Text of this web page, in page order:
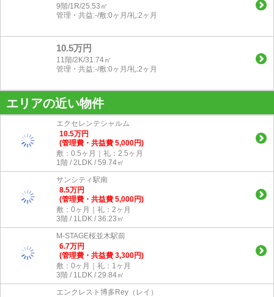
9階/1R/25.53㎡
管理・共益:-/敷:0ヶ月/礼:2ヶ月
10.5万円
11階/2K/31.74㎡
管理・共益:-/敷:0ヶ月/礼:2ヶ月
エリアの近い物件
エクセレンテシャルム
10.5万円
(管理費・共益費 5,000円)
敷：0.5ヶ月｜礼：2.5ヶ月
1階 / 2LDK / 59.74㎡
サンシティ駅南
8.5万円
(管理費・共益費 5,000円)
敷：0ヶ月｜礼：2ヶ月
3階 / 1LDK / 36.23㎡
M-STAGE桜並木駅前
6.7万円
(管理費・共益費 3,300円)
敷：0ヶ月｜礼：1ヶ月
3階 / 1LDK / 29.84㎡
エンクレスト博多Rey（レイ）